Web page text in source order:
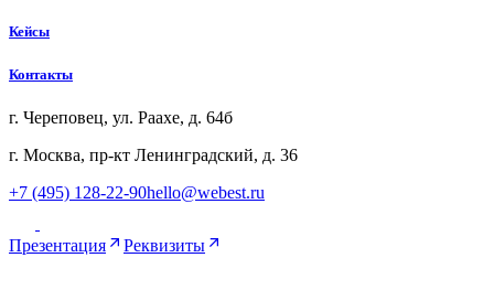
Кейсы
Контакты
г. Череповец, ул. Раахе, д. 64б
г. Москва, пр-кт Ленинградский, д. 36
+7 (495) 128-22-90hello@webest.ru
Презентация Реквизиты